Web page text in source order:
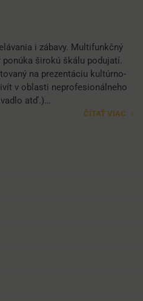
i zábavy. Multifunkčný
širokú škálu podujatí.
na prezentáciu kultúrno-
v oblasti neprofesionálneho
atď.)…
ČÍTAŤ VIAC